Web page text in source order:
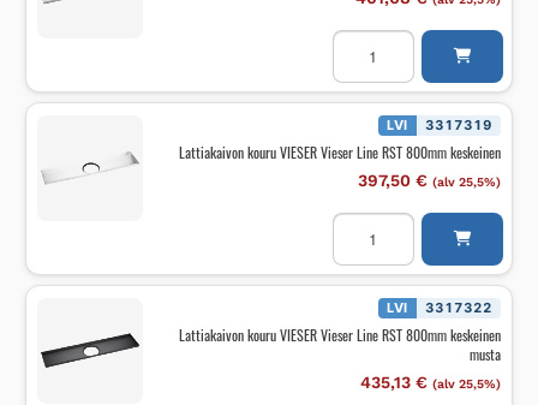
määrä
Lattiakaivon
kouru
Vieser
Line
800mm
epäkeskeinen
määrä
LVI 3317319
Lattiakaivon kouru VIESER Vieser Line RST 800mm keskeinen
397,50 € (alv 25,5%)
Lattiakaivon
kouru
Vieser
Line
800mm
keskeinen
LVI 3317322
Lattiakaivon kouru VIESER Vieser Line RST 800mm keskeinen
musta
435,13 € (alv 25,5%)